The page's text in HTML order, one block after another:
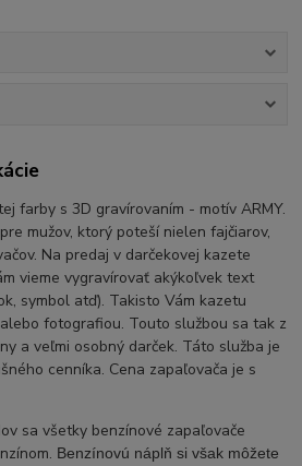
farby s 3D gravírovaním - motív ARMY.
mužov, ktorý poteší nielen fajčiarov,
Na predaj v darčekovej kazete
vieme vygravírovať akýkoľvek text
symbol atď). Takisto Vám kazetu
fotografiou. Touto službou sa tak z
a veľmi osobný darček. Táto služba je
cenníka. Cena zapaľovača je s
sa všetky benzínové zapaľovače
Benzínovú náplň si však môžete